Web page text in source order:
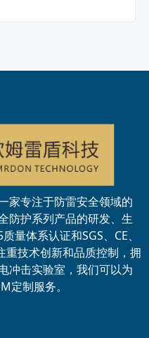
家专注于防雷安全领域的
防护系列产品的研发、生
量体系认证和SGS、CE、
重技术创新和品质控制，拥
冲击实验室，我们可以为
定制服务。